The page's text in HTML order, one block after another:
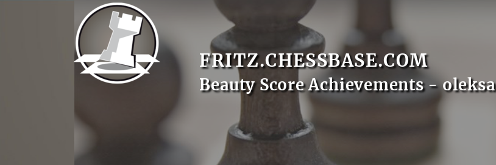
FRITZ.CHESSBASE.COM
Beauty Score Achievements - oleksa